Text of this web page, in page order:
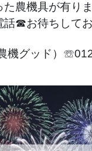
た農機具が有り
話☎お待ちして
機グッド）